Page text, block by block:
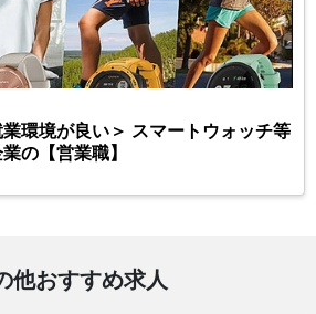
環境が良い＞ スマートウォッチ等
の【営業職】
他おすすめ求人